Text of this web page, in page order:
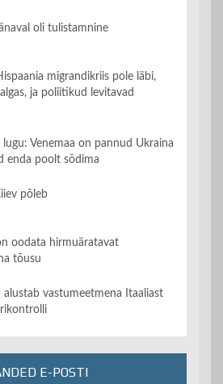
oli tulistamnine
migrandikriis pole läbi,
ja poliitikud levitavad
lugu: Venemaa on pannud Ukraina
enda poolt sõdima
põleb
oodata hirmuäratavat
tõusu
alustab vastumeetmena Itaaliast
E-POSTI